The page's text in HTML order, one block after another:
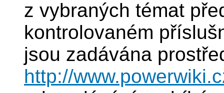
z vybraných témat
kontrolovaném
jsou zadávána
http://